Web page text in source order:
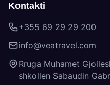
Kontakti
+355 69 29 29 200
info@veatravel.com
Rruga Muhamet
shkollen Sabaudin